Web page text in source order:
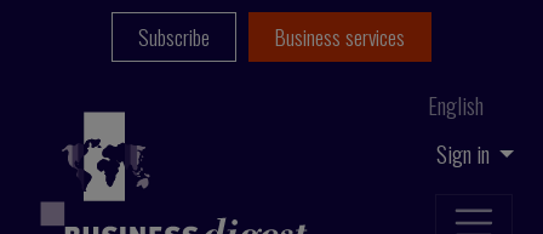
Sign in
English
Subscribe Business services